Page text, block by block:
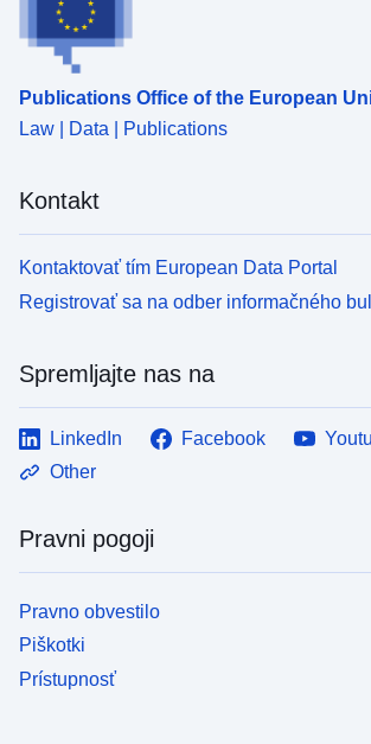
Publications Office of the European
Law | Data | Publications
Kontakt
Kontaktovať tím European Data Portal
Registrovať sa na odber informačného
Spremljajte nas na
LinkedIn Facebook
Other
Pravni pogoji
Pravno obvestilo
Piškotki
Prístupnosť